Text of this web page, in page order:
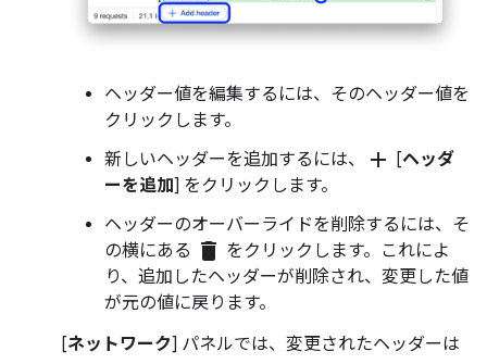
ヘッダー値を編集するには、そのヘッダー値を
クリックします。
新しいヘッダーを追加するには、
add [ヘッダ
ーを追加] をクリックします。
ヘッダーのオーバーライドを削除するには、そ
の横にある delete をクリックします。これによ
り、追加したヘッダーが削除され、変更した値
が元の値に戻ります。
[ネットワーク] パネルでは、変更されたヘッダーは